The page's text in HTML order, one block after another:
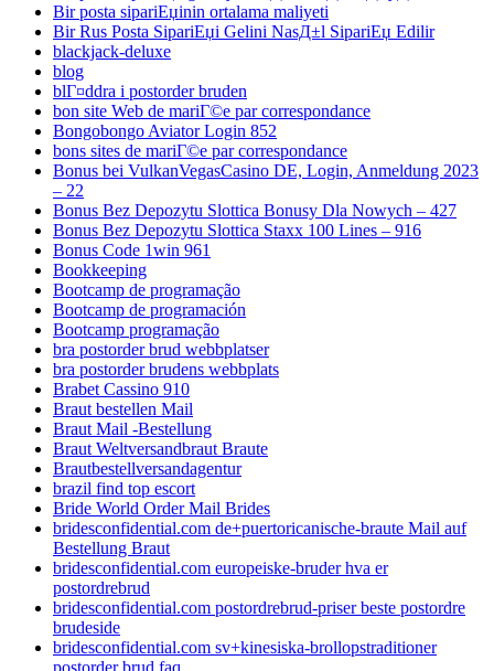
Bir posta sipariЕџinin ortalama maliyeti
Bir Rus Posta SipariЕџi Gelini NasД±l SipariЕџ Edilir
blackjack-deluxe
blog
blГ¤ddra i postorder bruden
bon site Web de mariГ©e par correspondance
Bongobongo Aviator Login 852
bons sites de mariГ©e par correspondance
Bonus bei VulkanVegasCasino DE, Login, Anmeldung 2023
– 22
Bonus Bez Depozytu Slottica Bonusy Dla Nowych – 427
Bonus Bez Depozytu Slottica Staxx 100 Lines – 916
Bonus Code 1win 961
Bookkeeping
Bootcamp de programação
Bootcamp de programación
Bootcamp programação
bra postorder brud webbplatser
bra postorder brudens webbplats
Brabet Cassino 910
Braut bestellen Mail
Braut Mail -Bestellung
Braut Weltversandbraut Braute
Brautbestellversandagentur
brazil find top escort
Bride World Order Mail Brides
bridesconfidential.com de+puertoricanische-braute Mail auf
Bestellung Braut
bridesconfidential.com europeiske-bruder hva er
postordrebrud
bridesconfidential.com postordrebrud-priser beste postordre
brudeside
bridesconfidential.com sv+kinesiska-brollopstraditioner